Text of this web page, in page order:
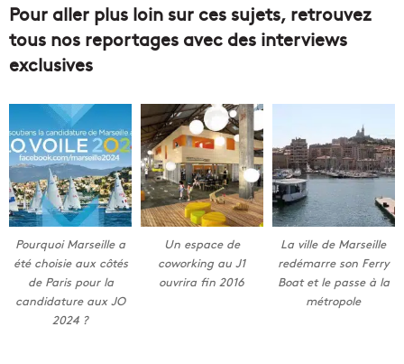
Pour aller plus loin sur ces sujets, retrouvez
tous nos reportages avec des interviews
exclusives
Pourquoi Marseille a
été choisie aux côtés
de Paris pour la
candidature aux JO
2024 ?
Un espace de
coworking au J1
ouvrira fin 2016
La ville de Marseille
redémarre son Ferry
Boat et le passe à la
métropole